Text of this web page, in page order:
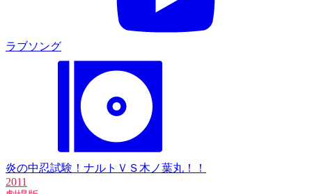
ラブソング
炎の中忍試験！ナルトＶＳ木ノ葉丸！！
2011